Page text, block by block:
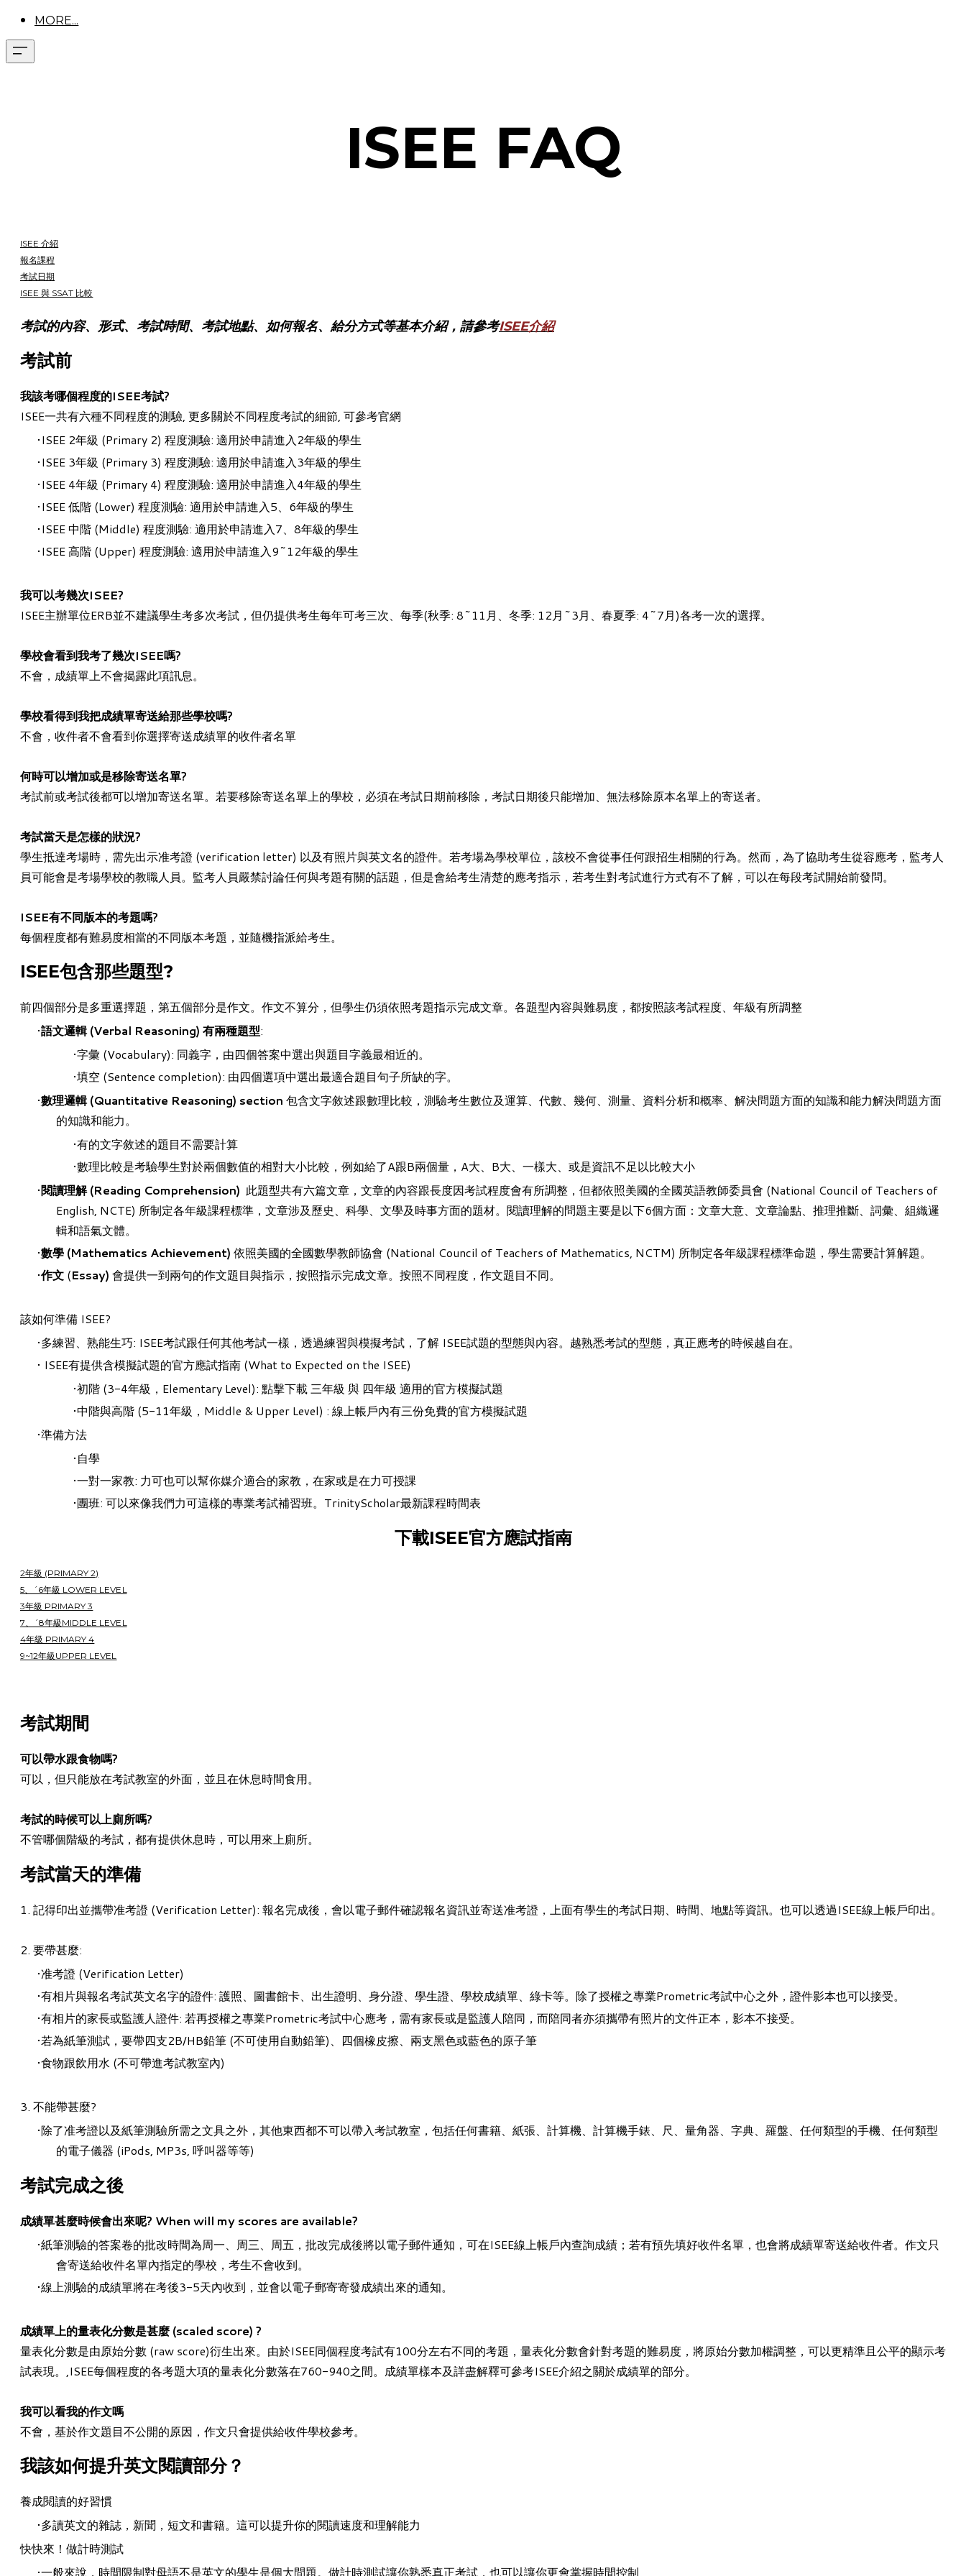
MORE...
ISEE FAQ
ISEE 介紹
報名課程
考試日期
ISEE 與 SSAT 比較
考試的內容、形式、考試時間、考試地點、如何報名、給分方式等基本介紹，請參考ISEE介紹
考試前
我該考哪個程度的ISEE考試?
ISEE一共有六種不同程度的測驗, 更多關於不同程度考試的細節, 可參考官網
ISEE 2年級 (Primary 2) 程度測驗: 適用於申請進入2年級的學生
ISEE 3年級 (Primary 3) 程度測驗: 適用於申請進入3年級的學生
ISEE 4年級 (Primary 4) 程度測驗: 適用於申請進入4年級的學生
ISEE 低階 (Lower) 程度測驗: 適用於申請進入5、6年級的學生
ISEE 中階 (Middle) 程度測驗: 適用於申請進入7、8年級的學生
ISEE 高階 (Upper) 程度測驗: 適用於申請進入9~12年級的學生
我可以考幾次ISEE?
ISEE主辦單位ERB並不建議學生考多次考試，但仍提供考生每年可考三次、每季(秋季: 8~11月、冬季: 12月~3月、春夏季: 4~7月)各考一次的選擇。
學校會看到我考了幾次ISEE嗎?
不會，成績單上不會揭露此項訊息。
學校看得到我把成績單寄送給那些學校嗎?
不會，收件者不會看到你選擇寄送成績單的收件者名單
何時可以增加或是移除寄送名單?
考試前或考試後都可以增加寄送名單。若要移除寄送名單上的學校，必須在考試日期前移除，考試日期後只能增加、無法移除原本名單上的寄送者。
考試當天是怎樣的狀況?
學生抵達考場時，需先出示准考證 (verification letter) 以及有照片與英文名的證件。若考場為學校單位，該校不會從事任何跟招生相關的行為。然而，為了協助考生從容應考，監考人
員可能會是考場學校的教職人員。監考人員嚴禁討論任何與考題有關的話題，但是會給考生清楚的應考指示，若考生對考試進行方式有不了解，可以在每段考試開始前發問。
ISEE有不同版本的考題嗎?
每個程度都有難易度相當的不同版本考題，並隨機指派給考生。
ISEE包含那些題型?
前四個部分是多重選擇題，第五個部分是作文。作文不算分，但學生仍須依照考題指示完成文章。各題型內容與難易度，都按照該考試程度、年級有所調整
語文邏輯 (Verbal Reasoning) 有兩種題型:
字彙 (Vocabulary): 同義字，由四個答案中選出與題目字義最相近的。
填空 (Sentence completion): 由四個選項中選出最適合題目句子所缺的字。
數理邏輯 (​Quantitative Reasoning) section 包含文字敘述跟數理比較，測驗考生數位及運算、代數、幾何、測量、資料分析和概率、解決問題方面的知識和能力解決問題方面
的知識和能力。​
有的文字敘述的題目不需要計算
數理比較是考驗學生對於兩個數值的相對大小比較，例如給了A跟B兩個量，A大、B大、一樣大、或是資訊不足以比較大小
閱讀理解 (Reading Comprehension) 此題型共有六篇文章，文章的內容跟長度因考試程度會有所調整，但都依照美國的全國英語教師委員會 (National Council of Teachers of
English, NCTE) 所制定各年級課程標準，文章涉及歷史、科學、文學及時事方面的題材。閱讀理解的問題主要是以下6個方面：文章大意、文章論點、推理推斷、詞彙、組織邏
輯和語氣文體。
數學 (Mathematics Achievement) 依照美國的全國數學教師協會 (National Council of Teachers of Mathematics, NCTM) 所制定各年級課程標準命題，學生需要計算解題。
作文 (Essay) 會提供一到兩句的作文題目與指示，按照指示完成文章。按照不同程度，作文題目不同。
該如何準備 ISEE?
多練習、熟能生巧: ISEE考試跟任何其他考試一樣，透過練習與模擬考試，了解 ISEE試題的型態與內容。越熟悉考試的型態，真正應考的時候越自在。
ISEE有提供含模擬試題的官方應試指南 (What to Expected on the ISEE)
初階 (3-4年級，Elementary Level): 點擊下載三年級 與 四年級 適用的官方模擬試題
​中階與高階 (5-11年級，Middle & Upper Level) : 線上帳戶內有三份免費的官方模擬試題
準備方法
自學
一對一家教: 力可也可以幫你媒介適合的家教，在家或是在力可授課
團班: 可以來像我們力可這樣的專業考試補習班。 TrinityScholar最新課程時間表
下載ISEE官方應試指南
2年級 (PRIMARY 2)
5、ˊ6年級 LOWER LEVEL
3年級 PRIMARY 3
7、ˊ8年級MIDDLE LEVEL
4年級 PRIMARY 4
9~12年級UPPER LEVEL
考試期間
可以帶水跟食物嗎?
可以，但只能放在考試教室的外面，並且在休息時間食用。
考試的時候可以上廁所嗎?
不管哪個階級的考試，都有提供休息時，可以用來上廁所。
考試當天的準備
1. 記得印出並攜帶准考證 (Verification Letter): 報名完成後，會以電子郵件確認報名資訊並寄送准考證，上面有學生的考試日期、時間、地點等資訊。也可以透過ISEE線上帳戶印出。
2. 要帶甚麼:
准考證 (Verification Letter)
有相片與報名考試英文名字的證件: 護照、圖書館卡、出生證明、身分證、學生證、學校成績單、綠卡等。除了授權之專業Prometric考試中心之外，證件影本也可以接受。
有相片的家長或監護人證件: 若再授權之專業Prometric考試中心應考，需有家長或是監護人陪同，而陪同者亦須攜帶有照片的文件正本，影本不接受。
若為紙筆測試，要帶四支2B/HB鉛筆 (不可使用自動鉛筆)、四個橡皮擦、兩支黑色或藍色的原子筆
食物跟飲用水 (不可帶進考試教室內)
​3. 不能帶甚麼?
除了准考證以及紙筆測驗所需之文具之外，其他東西都不可以帶入考試教室，包括任何書籍、紙張、計算機、計算機手錶、尺、量角器、字典、羅盤、任何類型的手機、任何類型
的電子儀器 (iPods, MP3s, 呼叫器等等)
考試完成之後
成績單甚麼時候會出來呢? When will my scores are available?
紙筆測驗的答案卷的批改時間為周一
周三、周五，批改完成後將以電子郵件通知，可在ISEE線上帳戶內查詢成績；若有預先填好收件名單，也會將成績單寄送給收件者。作文只
會寄送給收件名單內指定的學校，考生不會收到。
線上測驗的成績單將在考後3-5天內收到，並會以電子郵寄寄發成績出來的通知。
成績單上的量表化分數是甚麼 (scaled score) ?
量表化分數是由原始分數 (raw score)衍生出來。由於ISEE同個程度考試有100分左右不同的考題，量表化分數會針對考題的難易度，將原始分數加權調整，可以更精準且公平的顯示考
試表現。,ISEE每個程度的各考題大項的量表化分數落在760-940之間。成績單樣本及詳盡解釋可參考ISEE介紹之關於成績單的部分。
我可以看我的作文嗎
不會，基於作文題目不公開的原因，作文只會提供給收件學校參考。
我該如何提升英文閱讀部分？​
養成閱讀的好習慣
多讀英文的雜誌，新聞，短文和書籍。這可以提升你的閱讀速度和理解能力
快快來！做計時測試
一般來說，時間限制對母語不是英文的學生是個大問題。做計時測試讓你熟悉真正考試，也可以讓你更會掌握時間控制